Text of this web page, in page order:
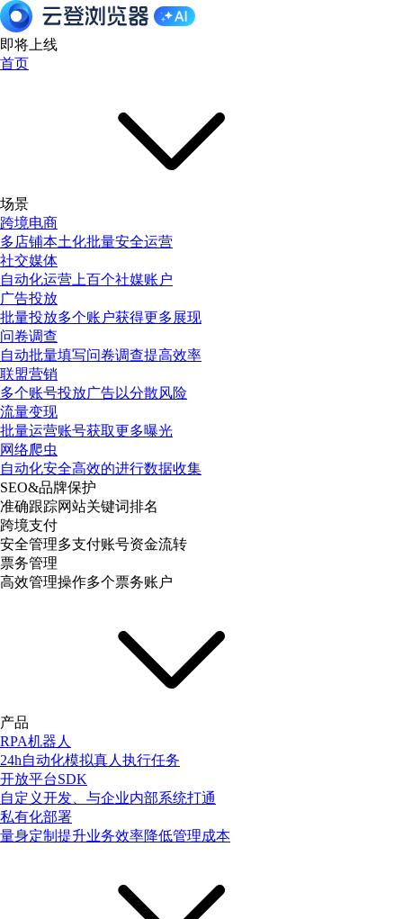
即将上线
首页
场景
跨境电商
多店铺本土化批量安全运营
社交媒体
自动化运营上百个社媒账户
广告投放
批量投放多个账户获得更多展现
问卷调查
自动批量填写问卷调查提高效率
联盟营销
多个账号投放广告以分散风险
流量变现
批量运营账号获取更多曝光
网络爬虫
自动化安全高效的进行数据收集
SEO&品牌保护
准确跟踪网站关键词排名
跨境支付
安全管理多支付账号资金流转
票务管理
高效管理操作多个票务账户
产品
RPA机器人
24h自动化模拟真人执行任务
开放平台SDK
自定义开发、与企业内部系统打通
私有化部署
量身定制提升业务效率降低管理成本